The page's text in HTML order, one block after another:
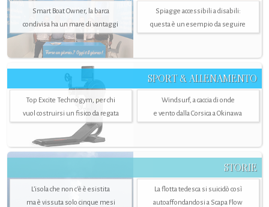
Smart Boat Owner, la barca
condivisa ha un mare di vantaggi
Spiagge accessibili a disabili:
questa è un esempio da seguire
SPORT & ALLENAMENTO
Top Excite Technogym, per chi
vuol costruirsi un fisico da regata
Windsurf, a caccia di onde
e vento dalla Corsica a Okinawa
STORIE
L’isola che non c'è è esistita
ma è vissuta solo cinque mesi
La flotta tedesca si suicidò così
autoaffondandosi a Scapa Flow